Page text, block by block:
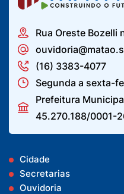
Rua Oreste Bozelli
(16) 3383-4077
Segunda a sexta-
Prefeitura
45.270.188/0001-
Cidade
Secretarias
Ouvidoria